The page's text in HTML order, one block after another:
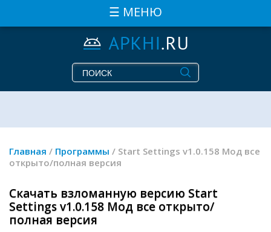
☰ МЕНЮ
Главная / Программы / Start Settings v1.0.158 Мод все
открыто/полная версия
Скачать взломанную версию Start
Settings v1.0.158 Мод все открыто/
полная версия